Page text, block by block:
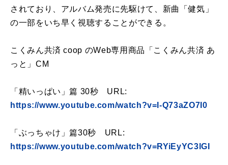
されており、アルバム発売に先駆けて、新曲「健気」
の一部をいち早く視聴することができる。
こくみん共済 coop のWeb専用商品「こくみん共済 あ
っと」CM
「精いっぱい」篇 30秒 URL:
https://www.youtube.com/watch?v=I-Q73aZO7I0
「ぶっちゃけ」篇30秒 URL:
https://www.youtube.com/watch?v=RYiEyYC3lGI